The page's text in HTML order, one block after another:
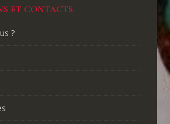
ET CONTACTS
?